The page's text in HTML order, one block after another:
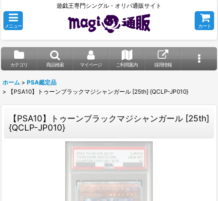
遊戯王専門シングル・オリパ通販サイト
メニュー カート
カテゴリ 商品検索 マイページ ご利用案内 採用情報
ホーム > PSA鑑定品
>
【PSA10】トゥーンブラックマジシャンガール [25th] {QCLP-JP010}
【PSA10】トゥーンブラックマジシャンガール [25th]
{QCLP-JP010}